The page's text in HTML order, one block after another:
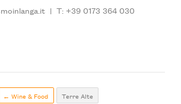
| T: +39 0173 364 030
← Wine & Food Terre Alte